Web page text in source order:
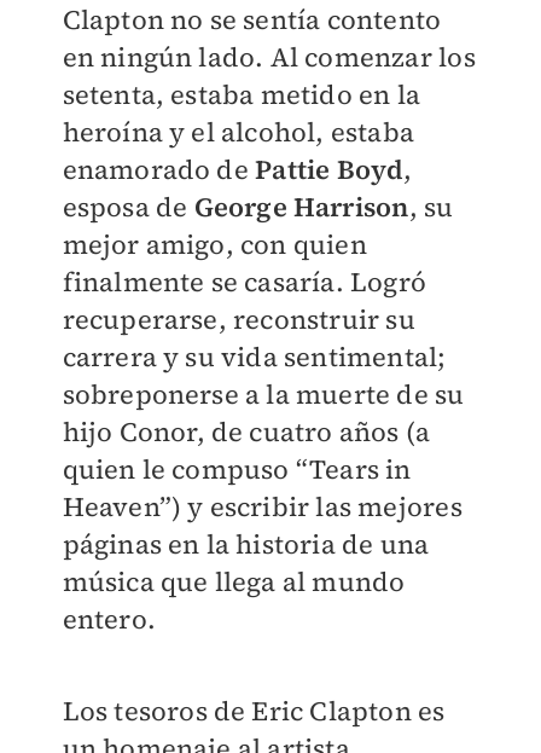
Clapton no se sentía contento
en ningún lado. Al comenzar los
setenta, estaba metido en la
heroína y el alcohol, estaba
enamorado dePattie Boyd,
esposa de George Harrison, su
mejor amigo, con quien
finalmente se casaría. Logró
recuperarse, reconstruir su
carrera y su vida sentimental;
sobreponerse a la muerte de su
hijo Conor, de cuatro años (a
quien le compuso “Tears in
Heaven”) y escribir las mejores
páginas en la historia de una
música que llega al mundo
entero.
Los tesoros de Eric Clapton es